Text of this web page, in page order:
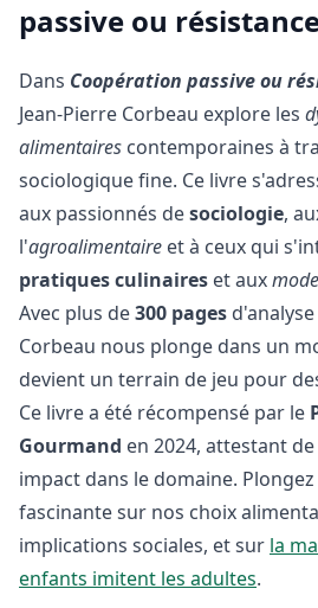
passive ou
Dans Coopération passive ou
Jean-Pierre Corbeau explore les
alimentaires contemporaines à
sociologique fine. Ce livre
aux passionnés desociologie,
l'agroalimentaire et à ceux qui
pratiques culinaires et aux
Avec plus de300 pages
Corbeau nous plonge dans un
devient un terrain de jeu pour
Ce livre a été récompensé par le
Gourmand en 2024, attestant
impact dans le domaine.
fascinante sur nos choix
implications sociales, et sur la
enfants imitent les adultes.